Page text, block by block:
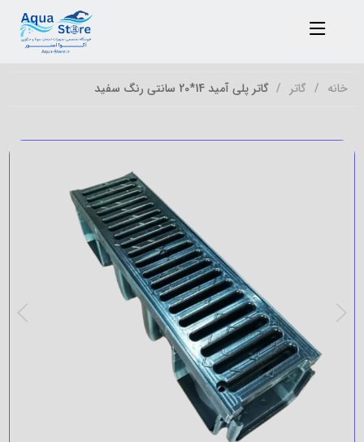
خانه گاتر گاتر پلی آمید 14*20 سانتی رنگ سفید